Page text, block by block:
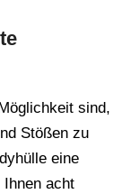
sind,
Stößen zu
eine
acht